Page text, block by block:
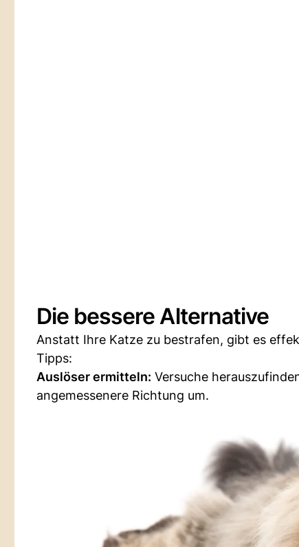
Die bessere Alternative
Anstatt Ihre Katze zu bestrafen, gibt es
Tipps:
Auslöser ermitteln: Versuche
angemessenere Richtung um.